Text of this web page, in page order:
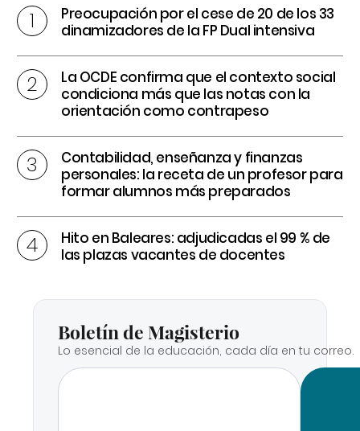
Preocupación por el cese de 20 de los 33
dinamizadores de la FP Dual intensiva
La OCDE confirma que el contexto social
condiciona más que las notas con la
orientación como contrapeso
Contabilidad, enseñanza y finanzas
personales: la receta de un profesor para
formar alumnos más preparados
Hito en Baleares: adjudicadas el 99 % de
las plazas vacantes de docentes
Boletín de Magisterio
Lo esencial de la educación, cada día en tu correo.